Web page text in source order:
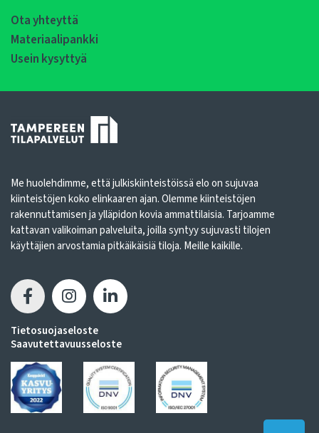
Ota yhteyttä
Materiaalipankki
Usein kysyttyä
Me huolehdimme, että julkiskiinteistöissä elo on sujuvaa
kiinteistöjen koko elinkaaren ajan. Olemme kiinteistöjen
rakennuttamisen ja ylläpidon kovia ammattilaisia. Tarjoamme
kattavan valikoiman palveluita, joilla syntyy sujuvasti tilojen
käyttäjien arvostamia pitkäikäisiä tiloja. Meille kaikille.
Tietosuojaseloste
Saavutettavuusseloste